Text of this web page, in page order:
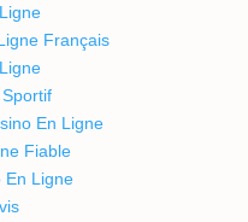
Français
En Ligne
Fiable
En Ligne